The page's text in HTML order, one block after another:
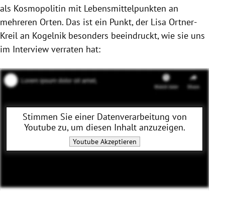
als Kosmopolitin mit Lebensmittelpunkten an
mehreren Orten. Das ist ein Punkt, der Lisa Ortner-
Kreil an Kogelnik besonders beeindruckt, wie sie uns
im Interview verraten hat:
Stimmen Sie einer Datenverarbeitung von
Youtubezu, um diesen Inhalt anzuzeigen.
YoutubeAkzeptieren